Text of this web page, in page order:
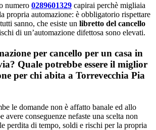
numero 0289601329 capirai perchè migliaia
propria automazione: è obbligatorio rispettare
sanno, che esiste un libretto del cancello
di un’automazione difettosa sono elevati.
per cancello per un casa in
? Quale potrebbe essere il miglior
per chi abita a Torrevecchia Pia
le domande non è affatto banale ed allo
avere conseguenze nefaste una scelta non
perdita di tempo, soldi e rischi per la propria